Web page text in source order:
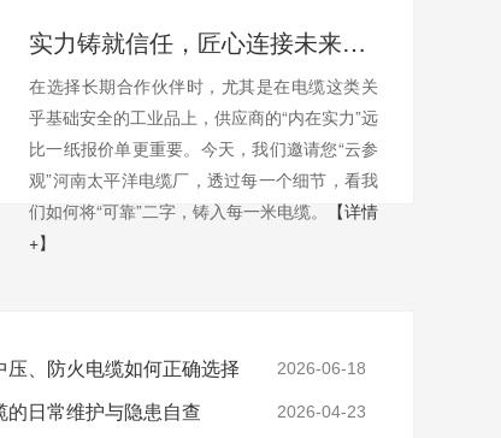
实力铸就信任，匠心连接未来——全景透视河南太平洋电缆厂
在选择长期合作伙伴时，尤其是在电缆这类关
乎基础安全的工业品上，供应商的“内在实力”远
比一纸报价单更重要。今天，我们邀请您“云参
观”河南太平洋电缆厂，透过每一个细节，看我
们如何将“可靠”二字，铸入每一米电缆。
【详情
+】
、防火电缆如何正确选择 2026-06-18
日常维护与隐患自查 2026-04-23